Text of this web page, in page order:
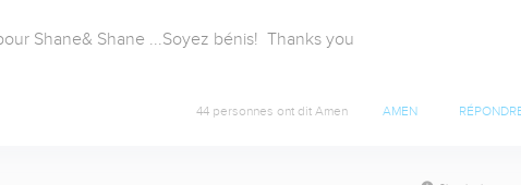
Shane& Shane ...Soyez bénis!  Thanks you
44 personnes ont dit Amen AMEN